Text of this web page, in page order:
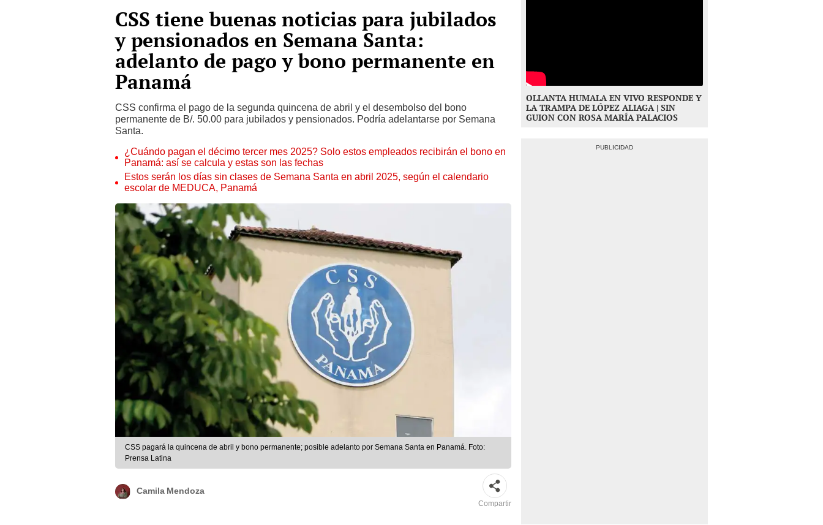
CSS tiene buenas noticias para jubilados
y pensionados en Semana Santa:
adelanto de pago y bono permanente en
Panamá
CSS confirma el pago de la segunda quincena de abril y el desembolso del bono
permanente de B/. 50.00 para jubilados y pensionados. Podría adelantarse por Semana
Santa.
¿Cuándo pagan el décimo tercer mes 2025? Solo estos empleados recibirán el bono en
Panamá: así se calcula y estas son las fechas
Estos serán los días sin clases de Semana Santa en abril 2025, según el calendario
escolar de MEDUCA, Panamá
CSS pagará la quincena de abril y bono permanente; posible adelanto por Semana Santa en Panamá. Foto:
Prensa Latina
Camila Mendoza
Compartir
OLLANTA HUMALA EN VIVO RESPONDE Y
LA TRAMPA DE LÓPEZ ALIAGA | SIN
GUION CON ROSA MARÍA PALACIOS